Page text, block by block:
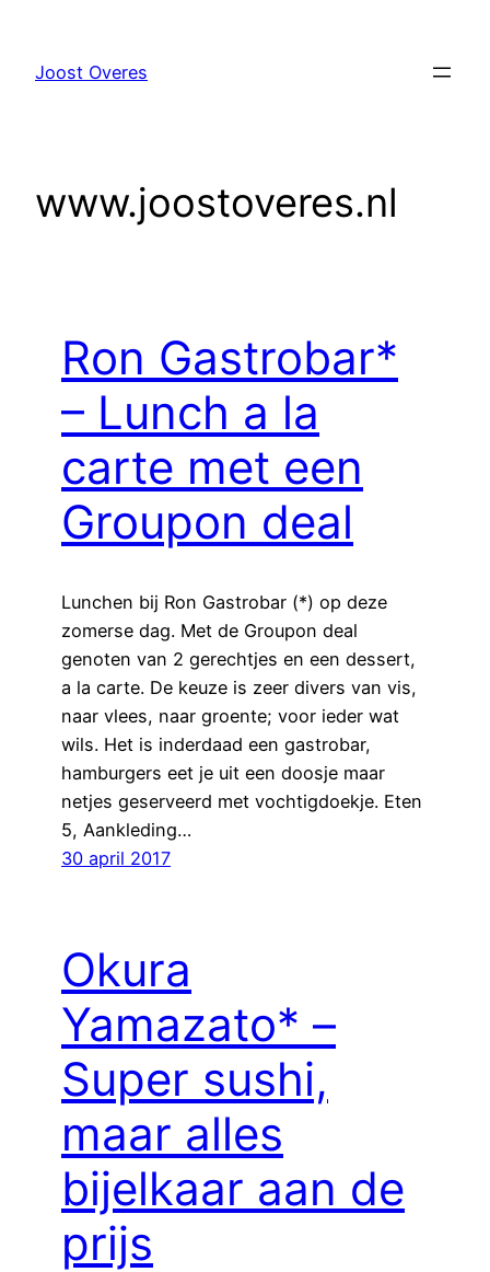
Joost Overes
www.joostoveres.nl
Ron Gastrobar*
– Lunch a la
carte met een
Groupon deal
Lunchen bij Ron Gastrobar (*) op deze
zomerse dag. Met de Groupon deal
genoten van 2 gerechtjes en een dessert,
a la carte. De keuze is zeer divers van vis,
naar vlees, naar groente; voor ieder wat
wils. Het is inderdaad een gastrobar,
hamburgers eet je uit een doosje maar
netjes geserveerd met vochtigdoekje. Eten
5, Aankleding…
30 april 2017
Okura
Yamazato* –
Super sushi,
maar alles
bijelkaar aan de
prijs